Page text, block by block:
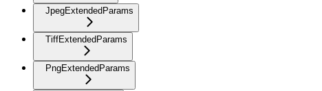
JpegExtendedParams
TiffExtendedParams
PngExtendedParams